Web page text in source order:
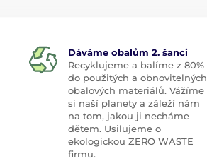
Dáváme obalům 2. šanci
Recyklujeme a balíme z 80%
do použitých a obnovitelných
obalových materiálů. Vážíme
si naší planety a záleží nám
na tom, jakou ji necháme
dětem. Usilujeme o
ekologickou ZERO WASTE
firmu.